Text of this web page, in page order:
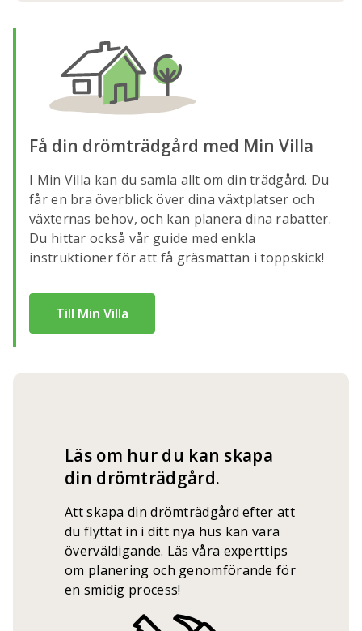
Få din drömträdgård med Min Villa
I Min Villa kan du samla allt om din trädgård. Du
får en bra överblick över dina växtplatser och
växternas behov, och kan planera dina rabatter.
Du hittar också vår guide med enkla
instruktioner för att få gräsmattan i toppskick!
Till Min Villa
Läs om hur du kan skapa
din drömträdgård.
Att skapa din drömträdgård efter att
du flyttat in i ditt nya hus kan vara
överväldigande. Läs våra experttips
om planering och genomförande för
en smidig process!